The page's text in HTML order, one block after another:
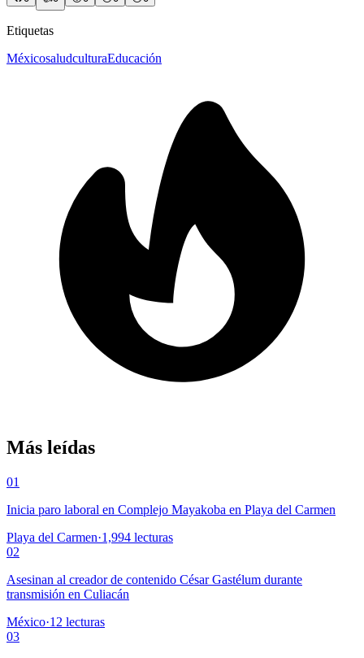
Etiquetas
MéxicosaludculturaEducación
Más leídas
01
Inicia paro laboral en Complejo Mayakoba en Playa del Carmen
Playa del Carmen·1,994 lecturas
02
Asesinan al creador de contenido César Gastélum durante
transmisión en Culiacán
México·12 lecturas
03